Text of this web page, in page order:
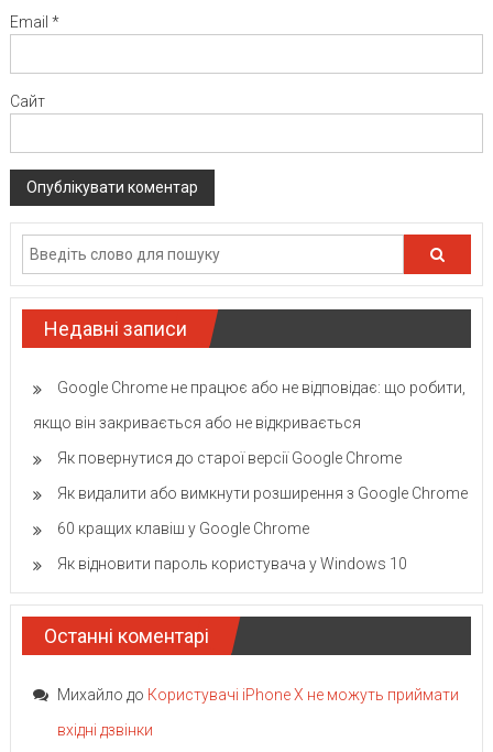
Email *
Сайт
Недавні записи
Google Chrome не працює або не відповідає: що робити,
якщо він закривається або не відкривається
Як повернутися до старої версії Google Chrome
Як видалити або вимкнути розширення з Google Chrome
60 кращих клавіш у Google Chrome
Як відновити пароль користувача у Windows 10
Останні коментарі
Михайло до Користувачі iPhone X не можуть приймати
вхідні дзвінки